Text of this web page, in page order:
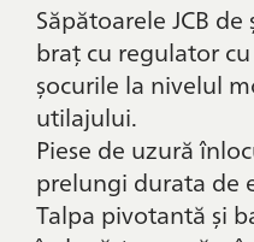
Săpătoarele JCB
braț cu regulator
șocurile la nivelul
utilajului.
Piese de uzură
prelungi durata de
Talpa pivotantă și